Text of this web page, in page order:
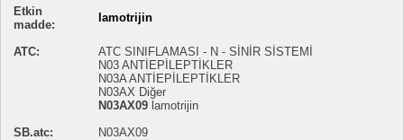
Etkin
madde:
lamotrijin
ATC:
ATC SINIFLAMASI - N - SİNİR SİSTEMİ
N03 ANTİEPİLEPTİKLER
N03A ANTİEPİLEPTİKLER
N03AX Diğer
N03AX09 lamotrijin
SB.atc:
N03AX09